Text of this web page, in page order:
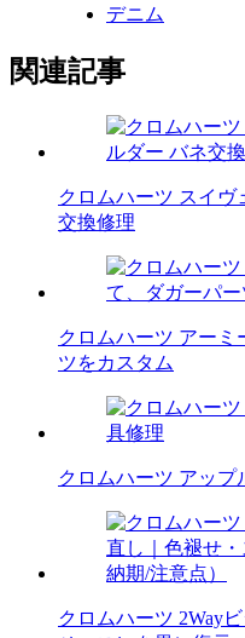
デニム
関連記事
クロムハーツ スイヴ
交換修理
クロムハーツ アー
ツをカスタム
クロムハーツ アップ
クロムハーツ 2Way